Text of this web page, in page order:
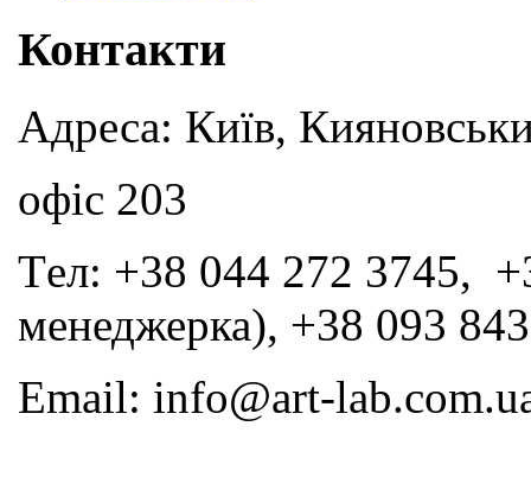
Контакти
Адреса: Київ,
офіс 203
Tел: +38 044 272 3745,
менеджерка), +38 093
Email: info@art-